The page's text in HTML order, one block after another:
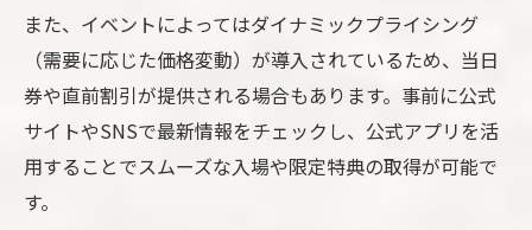
ンド
イベント明日行くなら知っておきたいポイ
ント
明日行く人必見のイベント参加術まとめ
イベント日程が気になる方へドーム活用ガイド
また、イベントによってはダイナミックプライシング
（需要に応じた価格変動）が導入されているため、当日
券や直前割引が提供される場合もあります。事前に公式
サイトやSNSで最新情報をチェックし、公式アプリを活
用することでスムーズな入場や限定特典の取得が可能で
す。